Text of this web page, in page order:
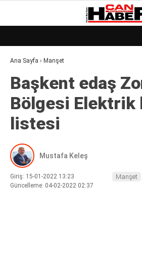
GALERİ
DÜNYA
EKONOMI
GÜNDEM
KÜLÜR – SANAT
MAGAZIN
SAĞLIK
Ana Sayfa › Manşet
Başkent edaş
Bölgesi
listesi
Mustafa Keleş
Giriş: 15-01-2022 13:23
Güncelleme: 04-02-2022 02:37
Manşet